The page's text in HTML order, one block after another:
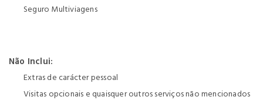
Seguro Multiviagens
Não Inclui:
Extras de carácter pessoal
Visitas opcionais e quaisquer outros serviços não mencionados